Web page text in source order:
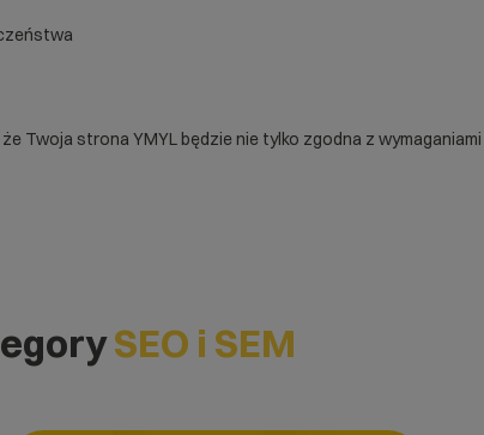
Twoja strona YMYL będzie nie tylko zgodna z
SEO i SEM